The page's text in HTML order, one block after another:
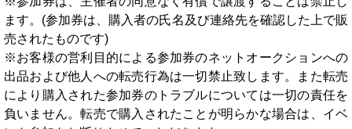
ます。(参加券は、購入者の氏名及び連絡先を確認した上で販
売されたものです)
※お客様の営利目的による参加券のネットオークションへの
出品および他人への転売行為は一切禁止致します。また転売
により購入された参加券のトラブルについては一切の責任を
負いません。転売で購入されたことが明らかな場合は、イベ